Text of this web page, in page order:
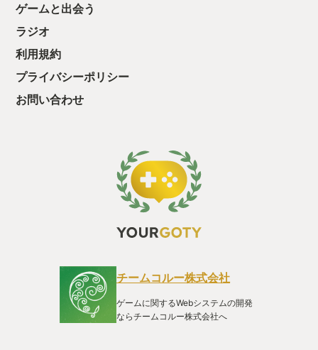
ゲームと出会う
ラジオ
利用規約
プライバシーポリシー
お問い合わせ
チームコルー株式会社
ゲームに関するWebシステムの開発
ならチームコルー株式会社へ